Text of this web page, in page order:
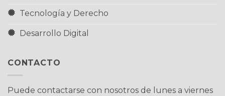
Tecnología y Derecho
Desarrollo Digital
CONTACTO
Puede contactarse con nosotros de lunes a viernes